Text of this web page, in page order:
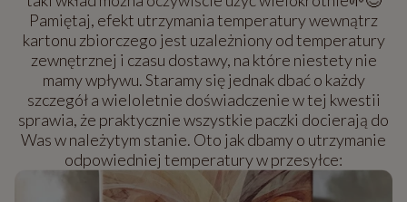
Pamiętaj, efekt utrzymania temperatury wewnątrz
kartonu zbiorczego jest uzależniony od temperatury
zewnętrznej i czasu dostawy, na które niestety nie
mamy wpływu. Staramy się jednak dbać o każdy
szczegół a wieloletnie doświadczenie w tej kwestii
sprawia, że praktycznie wszystkie paczki docierają do
Was w należytym stanie. Oto jak dbamy o utrzymanie
odpowiedniej temperatury w przesyłce: